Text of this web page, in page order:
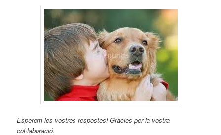
Esperem les vostres respostes! Gràcies per la vostra
col·laboració.